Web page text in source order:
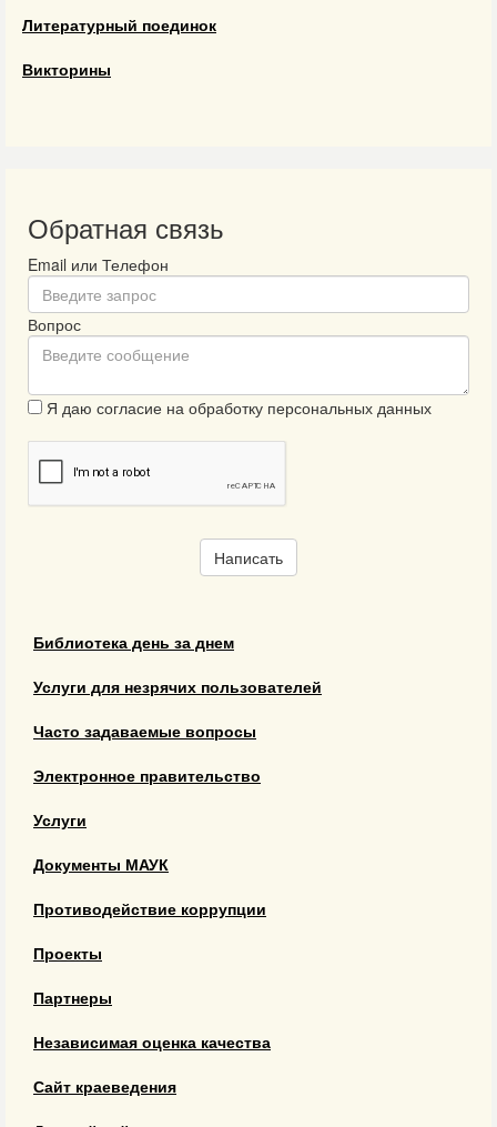
Литературный поединок
Викторины
Обратная связь
Email или Телефон
Вопрос
Я даю согласие на обработку персональных данных
Написать
Библиотека день за днем
Услуги для незрячих пользователей
Часто задаваемые вопросы
Электронное правительство
Услуги
Документы МАУК
Противодействие коррупции
Проекты
Партнеры
Независимая оценка качества
Сайт краеведения